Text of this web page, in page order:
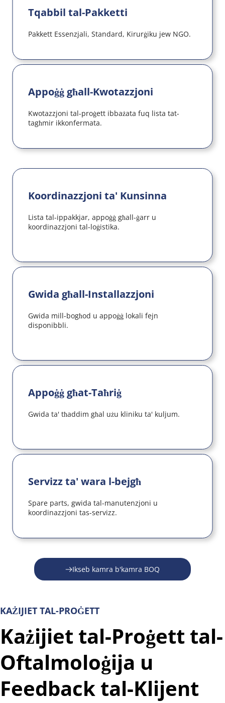
Tqabbil tal-Pakketti
Pakkett Essenzjali, Standard, Kirurġiku jew NGO.
Appoġġ għall-Kwotazzjoni
Kwotazzjoni tal-proġett ibbażata fuq lista tat-
tagħmir ikkonfermata.
Koordinazzjoni ta' Kunsinna
Lista tal-ippakkjar, appoġġ għall-ġarr u
koordinazzjoni tal-loġistika.
Gwida għall-Installazzjoni
Gwida mill-bogħod u appoġġ lokali fejn
disponibbli.
Appoġġ għat-Taħriġ
Gwida ta' tħaddim għal użu kliniku ta' kuljum.
Servizz ta' wara l-bejgħ
Spare parts, gwida tal-manutenzjoni u
koordinazzjoni tas-servizz.
Ikseb kamra b'kamra BOQ
KAŻIJIET TAL-PROĠETT
Każijiet tal-Proġett tal-
Oftalmoloġija u
Feedback tal-Klijent